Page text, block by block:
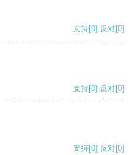
支持[0] 反对[0]
支持[0] 反对[0]
支持[0] 反对[0]